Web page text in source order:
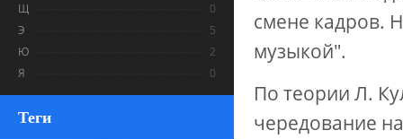
Щ
0
Э
5
Ю
2
Я
0
Теги
смене кадров.
музыкой".
По теории Л.
чередование